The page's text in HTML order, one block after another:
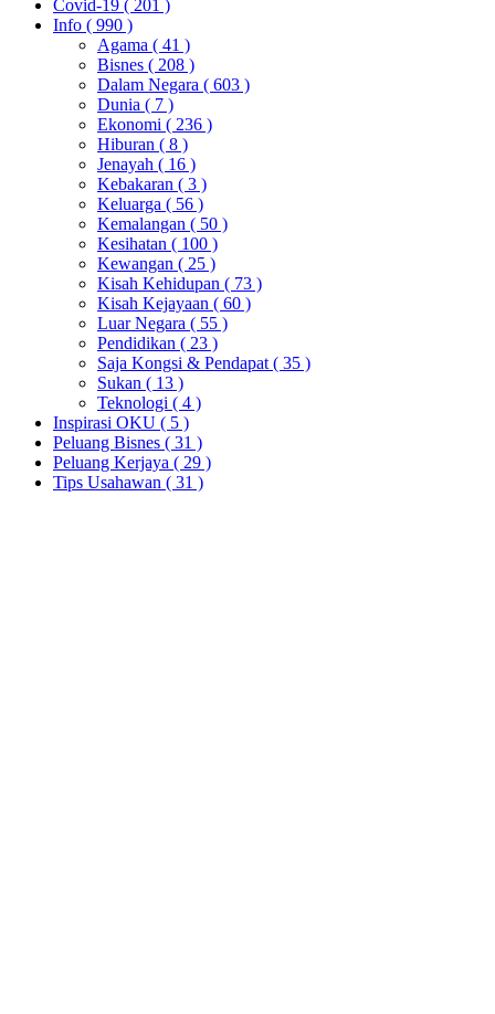
Covid-19 ( 201 )
Info ( 990 )
Agama ( 41 )
Bisnes ( 208 )
Dalam Negara ( 603 )
Dunia ( 7 )
Ekonomi ( 236 )
Hiburan ( 8 )
Jenayah ( 16 )
Kebakaran ( 3 )
Keluarga ( 56 )
Kemalangan ( 50 )
Kesihatan ( 100 )
Kewangan ( 25 )
Kisah Kehidupan ( 73 )
Kisah Kejayaan ( 60 )
Luar Negara ( 55 )
Pendidikan ( 23 )
Saja Kongsi & Pendapat ( 35 )
Sukan ( 13 )
Teknologi ( 4 )
Inspirasi OKU ( 5 )
Peluang Bisnes ( 31 )
Peluang Kerjaya ( 29 )
Tips Usahawan ( 31 )